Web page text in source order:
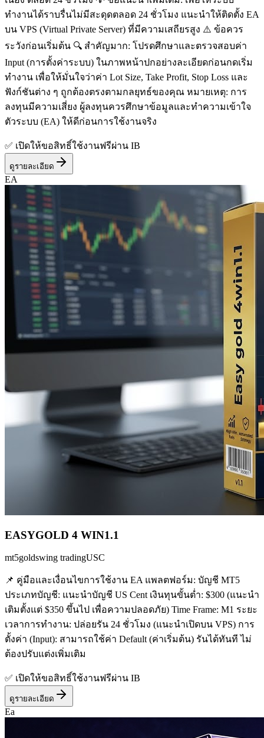
ทำงานได้ราบรื่นไม่มีสะดุดตลอด 24 ชั่วโมง แนะนำให้ติดตั้ง EA
บน VPS (Virtual Private Server) ที่มีความเสถียรสูง ⚠️ ข้อควร
ระวังก่อนเริ่มต้น 🔍 สำคัญมาก: โปรดศึกษาและตรวจสอบค่า
Input (การตั้งค่าระบบ) ในภาพหน้าปกอย่างละเอียดก่อนกดเริ่ม
ทำงาน เพื่อให้มั่นใจว่าค่า Lot Size, Take Profit, Stop Loss และ
ฟังก์ชันต่าง ๆ ถูกต้องตรงตามกลยุทธ์ของคุณ หมายเหตุ: การ
ลงทุนมีความเสี่ยง ผู้ลงทุนควรศึกษาข้อมูลและทำความเข้าใจ
ตัวระบบ (EA) ให้ดีก่อนการใช้งานจริง
✅ เปิดให้ขอสิทธิ์ใช้งานฟรีผ่าน IB
ดูรายละเอียด
EA
EASYGOLD 4 WIN1.1
mt5goldswing tradingUSC
📌 คู่มือและเงื่อนไขการใช้งาน EA แพลตฟอร์ม: บัญชี MT5
ประเภทบัญชี: แนะนำบัญชี US Cent เงินทุนขั้นต่ำ: $300 (แนะนำ
เติมตั้งแต่ $350 ขึ้นไป เพื่อความปลอดภัย) Time Frame: M1 ระยะ
เวลาการทำงาน: ปล่อยรัน 24 ชั่วโมง (แนะนำเปิดบน VPS) การ
ตั้งค่า (Input): สามารถใช้ค่า Default (ค่าเริ่มต้น) รันได้ทันที ไม่
ต้องปรับแต่งเพิ่มเติม
✅ เปิดให้ขอสิทธิ์ใช้งานฟรีผ่าน IB
ดูรายละเอียด
Ea